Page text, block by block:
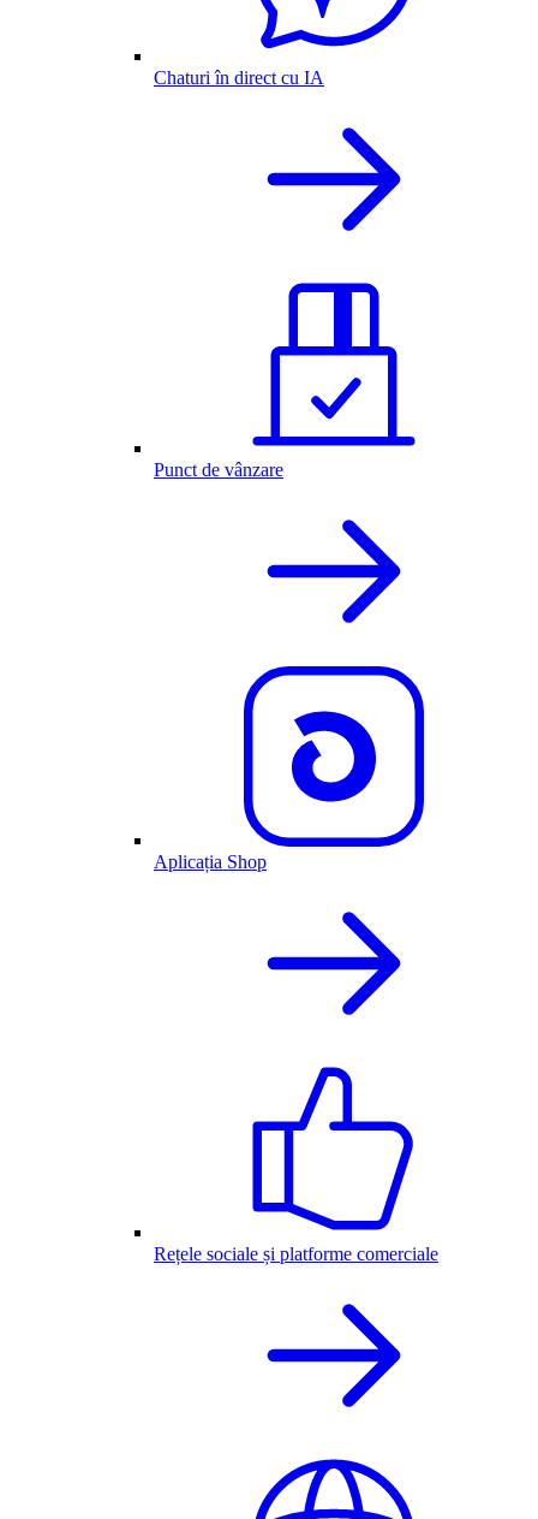
Chaturi în direct cu IA
Punct de vânzare
Aplicația Shop
Rețele sociale și platforme comerciale